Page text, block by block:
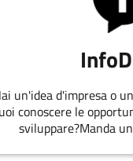
un'idea d'impresa o
conoscere le
sviluppare?Manda